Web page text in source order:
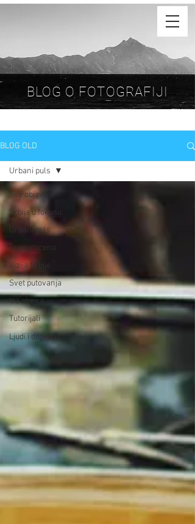
BLOG O FOTOGRAFIJI
BLOG OLD
Sve objave
Srbija u fokusu
Urbani puls
Preporuceno
Vizija Srbije
Svet putovanja
Iza okvira
Tutorijali
Ljudi i događaji
Urbani puls